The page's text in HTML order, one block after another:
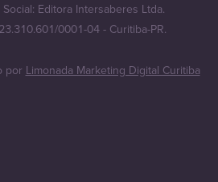
Social: Editora Intersaberes Ltda.
0001-04 - Curitiba-PR.
porLimonada Marketing Digital Curitiba